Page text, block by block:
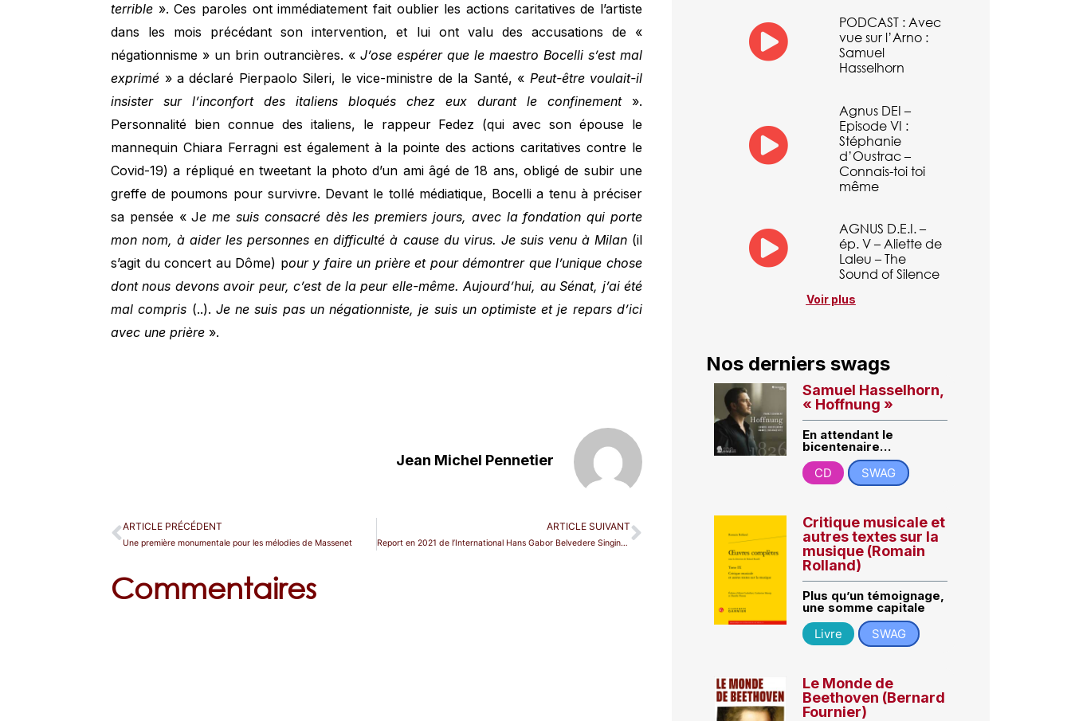
terrible ». Ces paroles ont immédiatement fait oublier les actions caritatives de l’artiste
dans les mois précédant son intervention, et lui ont valu des accusations de «
négationnisme » un brin outrancières. «J’ose espérer que le maestro Bocelli s’est mal
exprimé » a déclaré Pierpaolo Sileri, le vice-ministre de la Santé, « Peut-être voulait-il
insister sur l’inconfort des italiens bloqués chez eux durant le confinement ».
Personnalité bien connue des italiens, le rappeur Fedez (qui avec son épouse le
mannequin Chiara Ferragni est également à la pointe des actions caritatives contre le
Covid-19) a répliqué en tweetant la photo d’un ami âgé de 18 ans, obligé de subir une
greffe de poumons pour survivre. Devant le tollé médiatique, Bocelli a tenu à préciser
sa pensée « Je me suis consacré dès les premiers jours, avec la fondation qui porte
mon nom, à aider les personnes en difficulté à cause du virus. Je suis venu à Milan (il
s’agit du concert au Dôme) pour y faire un prière et pour démontrer que l’unique chose
dont nous devons avoir peur, c’est de la peur elle-même. Aujourd’hui, au Sénat, j’ai été
mal compris (..). Je ne suis pas un négationniste, je suis un optimiste et je repars d’ici
avec une prière ».
Jean Michel Pennetier
ARTICLE PRÉCÉDENT
Une première monumentale pour les mélodies de Massenet
ARTICLE SUIVANT
Report en 2021 de l’International Hans Gabor Belvedere Singing Competition
Commentaires
PODCAST : Avec
vue sur l’Arno :
Samuel
Hasselhorn
Agnus DEI –
Episode VI :
Stéphanie
d’Oustrac –
Connais-toi toi
même
AGNUS D.E.I. –
ép. V – Aliette de
Laleu – The
Sound of Silence
Voir plus
Nos derniers swags
Samuel Hasselhorn,
« Hoffnung »
En attendant le
bicentenaire…
CD
SWAG
Critique musicale et
autres textes sur la
musique (Romain
Rolland)
Plus qu’un témoignage,
une somme capitale
Livre
SWAG
Le Monde de
Beethoven (Bernard
Fournier)